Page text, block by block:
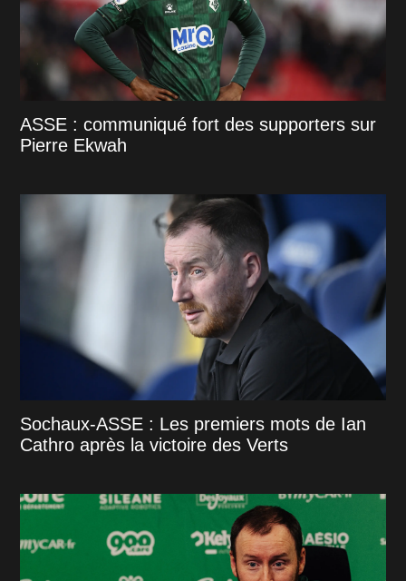
ASSE : communiqué fort des supporters sur
Pierre Ekwah
Sochaux-ASSE : Les premiers mots de Ian
Cathro après la victoire des Verts